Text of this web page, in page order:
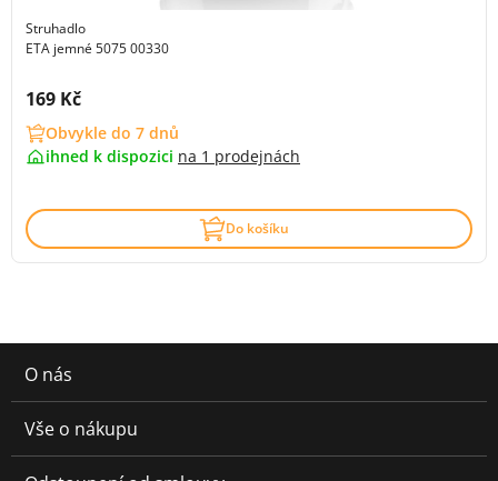
Struhadlo
ETA jemné 5075 00330
Cena s DPH:
169 Kč
Obvykle do 7 dnů
ihned k dispozici na 1 prodejnách
Do košíku
O nás
Vše o nákupu